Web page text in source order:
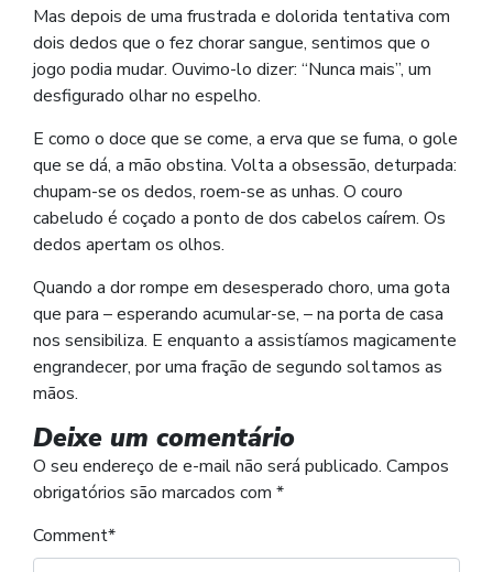
Mas depois de uma frustrada e dolorida tentativa com
dois dedos que o fez chorar sangue, sentimos que o
jogo podia mudar. Ouvimo-lo dizer: “Nunca mais”, um
desfigurado olhar no espelho.
E como o doce que se come, a erva que se fuma, o gole
que se dá, a mão obstina. Volta a obsessão, deturpada:
chupam-se os dedos, roem-se as unhas. O couro
cabeludo é coçado a ponto de dos cabelos caírem. Os
dedos apertam os olhos.
Quando a dor rompe em desesperado choro, uma gota
que para – esperando acumular-se, – na porta de casa
nos sensibiliza. E enquanto a assistíamos magicamente
engrandecer, por uma fração de segundo soltamos as
mãos.
Deixe um comentário
O seu endereço de e-mail não será publicado. Campos
obrigatórios são marcados com *
Comment*